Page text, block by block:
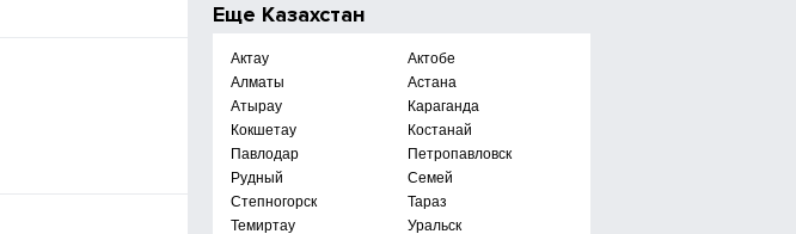
Еще Казахстан
Актау
Актобе
Алматы
Астана
Атырау
Караганда
Кокшетау
Костанай
Павлодар
Петропавловск
Рудный
Семей
Степногорск
Тараз
Темиртау
Уральск